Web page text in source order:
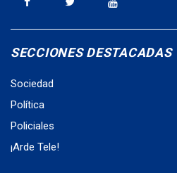
SECCIONES DESTACADAS
Sociedad
Política
Policiales
¡Arde Tele!